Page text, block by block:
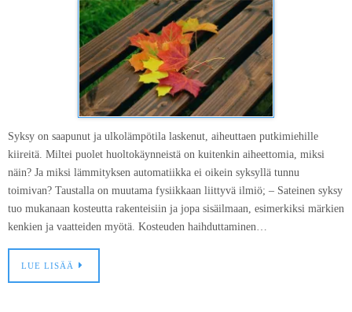
Syksy on saapunut ja ulkolämpötila laskenut, aiheuttaen putkimiehille
kiireitä. Miltei puolet huoltokäynneistä on kuitenkin aiheettomia, miksi
näin? Ja miksi lämmityksen automatiikka ei oikein syksyllä tunnu
toimivan? Taustalla on muutama fysiikkaan liittyvä ilmiö; – Sateinen syksy
tuo mukanaan kosteutta rakenteisiin ja jopa sisäilmaan, esimerkiksi märkien
kenkien ja vaatteiden myötä. Kosteuden haihduttaminen…
LUE LISÄÄ